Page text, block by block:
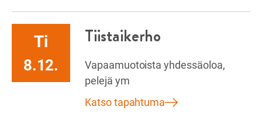
Ti
8.12.
Tiistaikerho
Vapaamuotoista yhdessäoloa,
pelejä ym
Katso tapahtuma